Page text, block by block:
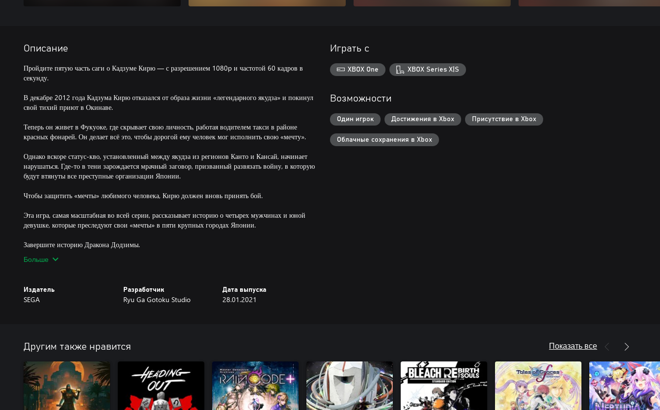
Описание
Пройдите пятую часть саги о Кадзуме Кирю — с разрешением 1080p и частотой 60 кадров в
секунду.
В декабре 2012 года Кадзума Кирю отказался от образа жизни «легендарного якудза» и покинул
свой тихий приют в Окинаве.
Теперь он живет в Фукуоке, где скрывает свою личность, работая водителем такси в районе
красных фонарей. Он делает всё это, чтобы дорогой ему человек мог исполнить свою «мечту».
Однако вскоре статус-кво, установленный между якудза из регионов Канто и Кансай, начинает
нарушаться. Где-то в тени зарождается мрачный заговор, призванный развязать войну, в которую
будут втянуты все преступные организации Японии.
Чтобы защитить «мечты» любимого человека, Кирю должен вновь принять бой.
Эта игра, самая масштабная во всей серии, рассказывает историю о четырех мужчинах и юной
девушке, которые преследуют свои «мечты» в пяти крупных городах Японии.
Завершите историю Дракона Додзимы.
Больше
Издатель
SEGA
Разработчик
Ryu Ga Gotoku Studio
Дата выпуска
28.01.2021
Играть с
XBOX One XBOX Series X|S
Возможности
Один игрок Достижения в Xbox Присутствие в Xbox
Облачные сохранения в Xbox
Другим также нравится Показать все